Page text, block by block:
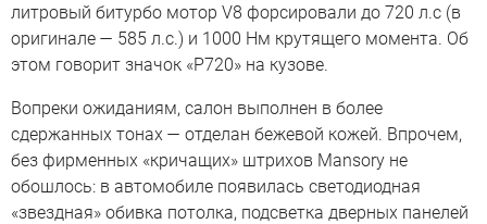
литровый битурбо мотор V8 форсировали до 720 л.с (в
оригинале — 585 л.с.) и 1000 Нм крутящего момента. Об
этом говорит значок «P720» на кузове.
Вопреки ожиданиям, салон выполнен в более
сдержанных тонах — отделан бежевой кожей. Впрочем,
без фирменных «кричащих» штрихов Mansory не
обошлось: в автомобиле появилась светодиодная
«звездная» обивка потолка, подсветка дверных панелей